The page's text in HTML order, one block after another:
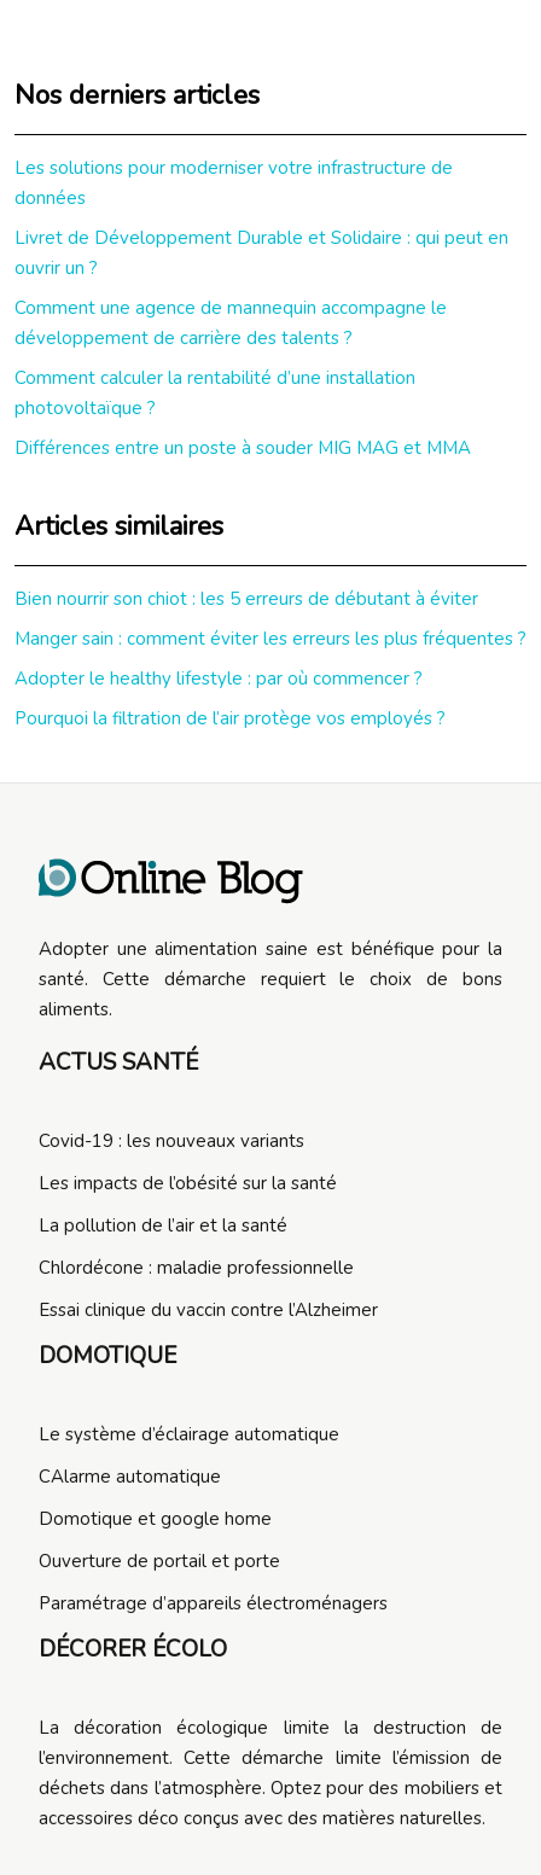
Nos derniers articles
Les solutions pour moderniser votre infrastructure de
données
Livret de Développement Durable et Solidaire : qui peut en
ouvrir un ?
Comment une agence de mannequin accompagne le
développement de carrière des talents ?
Comment calculer la rentabilité d’une installation
photovoltaïque ?
Différences entre un poste à souder MIG MAG et MMA
Articles similaires
Bien nourrir son chiot : les 5 erreurs de débutant à éviter
Manger sain : comment éviter les erreurs les plus fréquentes ?
Adopter le healthy lifestyle : par où commencer ?
Pourquoi la filtration de l’air protège vos employés ?
Adopter une alimentation saine est bénéfique pour la
santé. Cette démarche requiert le choix de bons
aliments.
ACTUS SANTÉ
Covid-19 : les nouveaux variants
Les impacts de l’obésité sur la santé
La pollution de l’air et la santé
Chlordécone : maladie professionnelle
Essai clinique du vaccin contre l’Alzheimer
DOMOTIQUE
Le système d’éclairage automatique
CAlarme automatique
Domotique et google home
Ouverture de portail et porte
Paramétrage d’appareils électroménagers
DÉCORER ÉCOLO
La décoration écologique limite la destruction de
l’environnement. Cette démarche limite l’émission de
déchets dans l’atmosphère. Optez pour des mobiliers et
accessoires déco conçus avec des matières naturelles.